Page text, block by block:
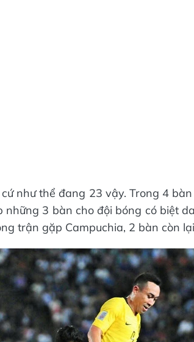
như thể đang 23 vậy. Trong 4
3 bàn cho đội bóng có biệt
trận gặp Campuchia, 2 bàn còn